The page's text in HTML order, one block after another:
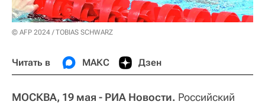
© AFP 2024 / TOBIAS SCHWARZ
Читать в МАКС Дзен
МОСКВА, 19 мая - РИА Новости. Российский